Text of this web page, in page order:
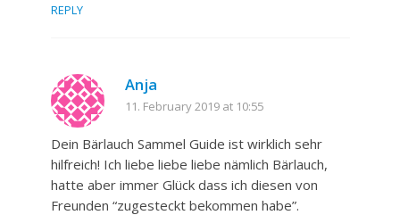
REPLY
Anja
11. February 2019 at 10:55
Dein Bärlauch Sammel Guide ist wirklich sehr
hilfreich! Ich liebe liebe liebe nämlich Bärlauch,
hatte aber immer Glück dass ich diesen von
Freunden “zugesteckt bekommen habe”.